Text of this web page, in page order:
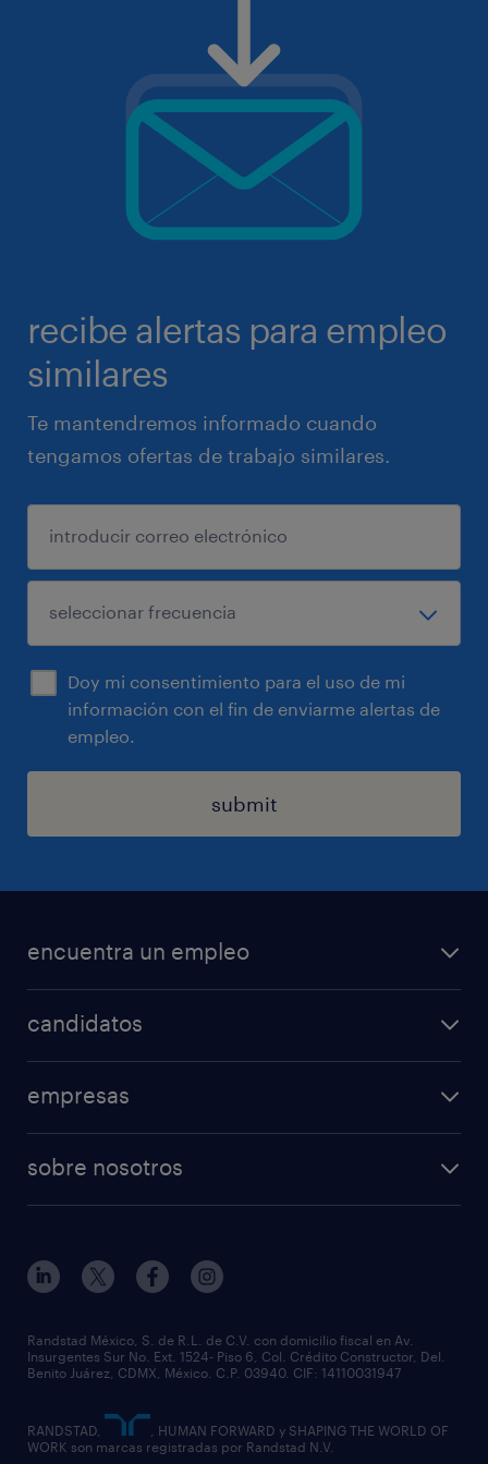
recibe alertas para empleo
similares
Te mantendremos informado cuando
tengamos ofertas de trabajo similares.
Doy mi consentimiento para el uso de mi
información con el fin de enviarme alertas de
empleo.
submit
encuentra un empleo
candidatos
professional
empresas
outplacement
casos de éxito
necesito personal
sobre nosotros
partner for talent
eventos & webinars
nuestras sucursales
equidad y diversidad
Randstad México, S. de R.L. de C.V. con domicilio fiscal en Av.
Insurgentes Sur No. Ext. 1524- Piso 6, Col. Crédito Constructor, Del.
Benito Juárez, CDMX, México. C.P. 03940. CIF: 14110031947
RANDSTAD,
, HUMAN FORWARD y SHAPING THE WORLD OF
WORK son marcas registradas por Randstad N.V.